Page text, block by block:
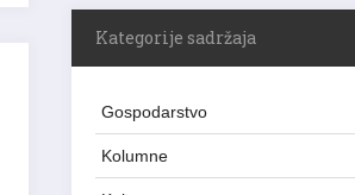
Kategorije sadržaja
Gospodarstvo
Kolumne